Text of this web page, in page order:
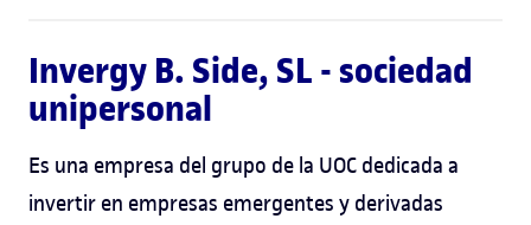
Invergy B. Side, SL - sociedad
unipersonal
Es una empresa del grupo de la UOC dedicada a
invertir en empresas emergentes y derivadas